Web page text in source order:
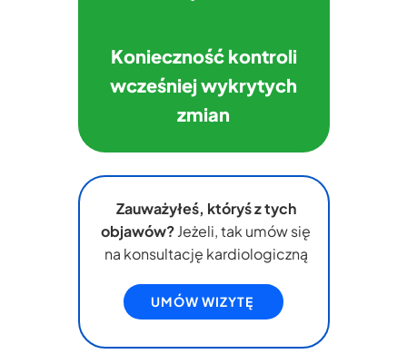
Konieczność kontroli
wcześniej wykrytych
zmian
Zauważyłeś, któryś z tych
objawów?Jeżeli, tak umów się
na konsultację kardiologiczną
UMÓW WIZYTĘ